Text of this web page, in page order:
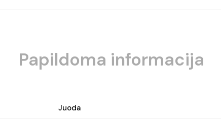
Papildoma informacija
Juoda